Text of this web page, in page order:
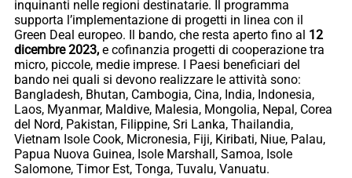
inquinanti nelle regioni destinatarie. Il programma
supporta l’implementazione di progetti in linea con il
Green Deal europeo. Il bando, che resta aperto fino al 12
dicembre 2023, e cofinanzia progetti di cooperazione tra
micro, piccole, medie imprese. I Paesi beneficiari del
bando nei quali si devono realizzare le attività sono:
Bangladesh, Bhutan, Cambogia, Cina, India, Indonesia,
Laos, Myanmar, Maldive, Malesia, Mongolia, Nepal, Corea
del Nord, Pakistan, Filippine, Sri Lanka, Thailandia,
Vietnam Isole Cook, Micronesia, Fiji, Kiribati, Niue, Palau,
Papua Nuova Guinea, Isole Marshall, Samoa, Isole
Salomone, Timor Est, Tonga, Tuvalu, Vanuatu.